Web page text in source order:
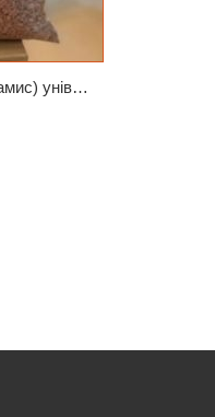
Субстрат Seramis (серамис) універсальний - гранульована глина стандартного разміра для всіх рослин 1 л